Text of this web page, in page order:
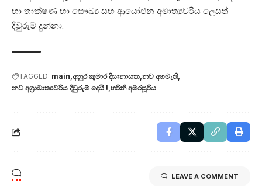
හා තාක්ෂණ හා සෞඛ්‍ය සහ ආයෝජන අමාත්‍යවරිය ලෙසත්
දිවුරුම් දුන්නා.
TAGGED: main අනුර කුමාර දිසානායක නව අගමැති
නව අග්‍රාමාත්‍යවරිය දිවුරුම් දෙයි ! හරිනි අමරසූරිය
LEAVE A COMMENT